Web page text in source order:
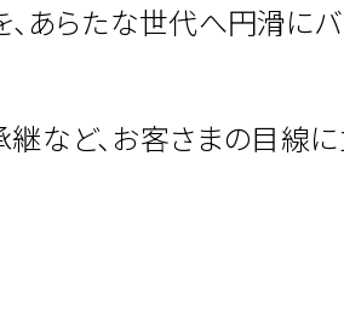
あらたな世代へ円滑に
など、お客さまの目線